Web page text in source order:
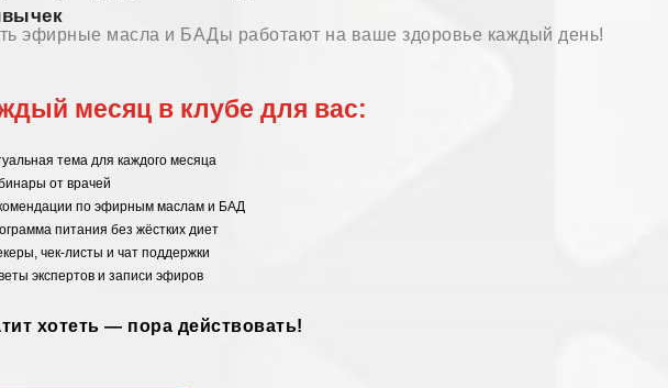
эфирные масла и БАДы работают на ваше здоровье каждый день!
месяц в клубе для вас:
хотеть — пора действовать!
тема для каждого месяца
от врачей
по эфирным маслам и БАД
питания без жёстких диет
чек-листы и чат поддержки
экспертов и записи эфиров